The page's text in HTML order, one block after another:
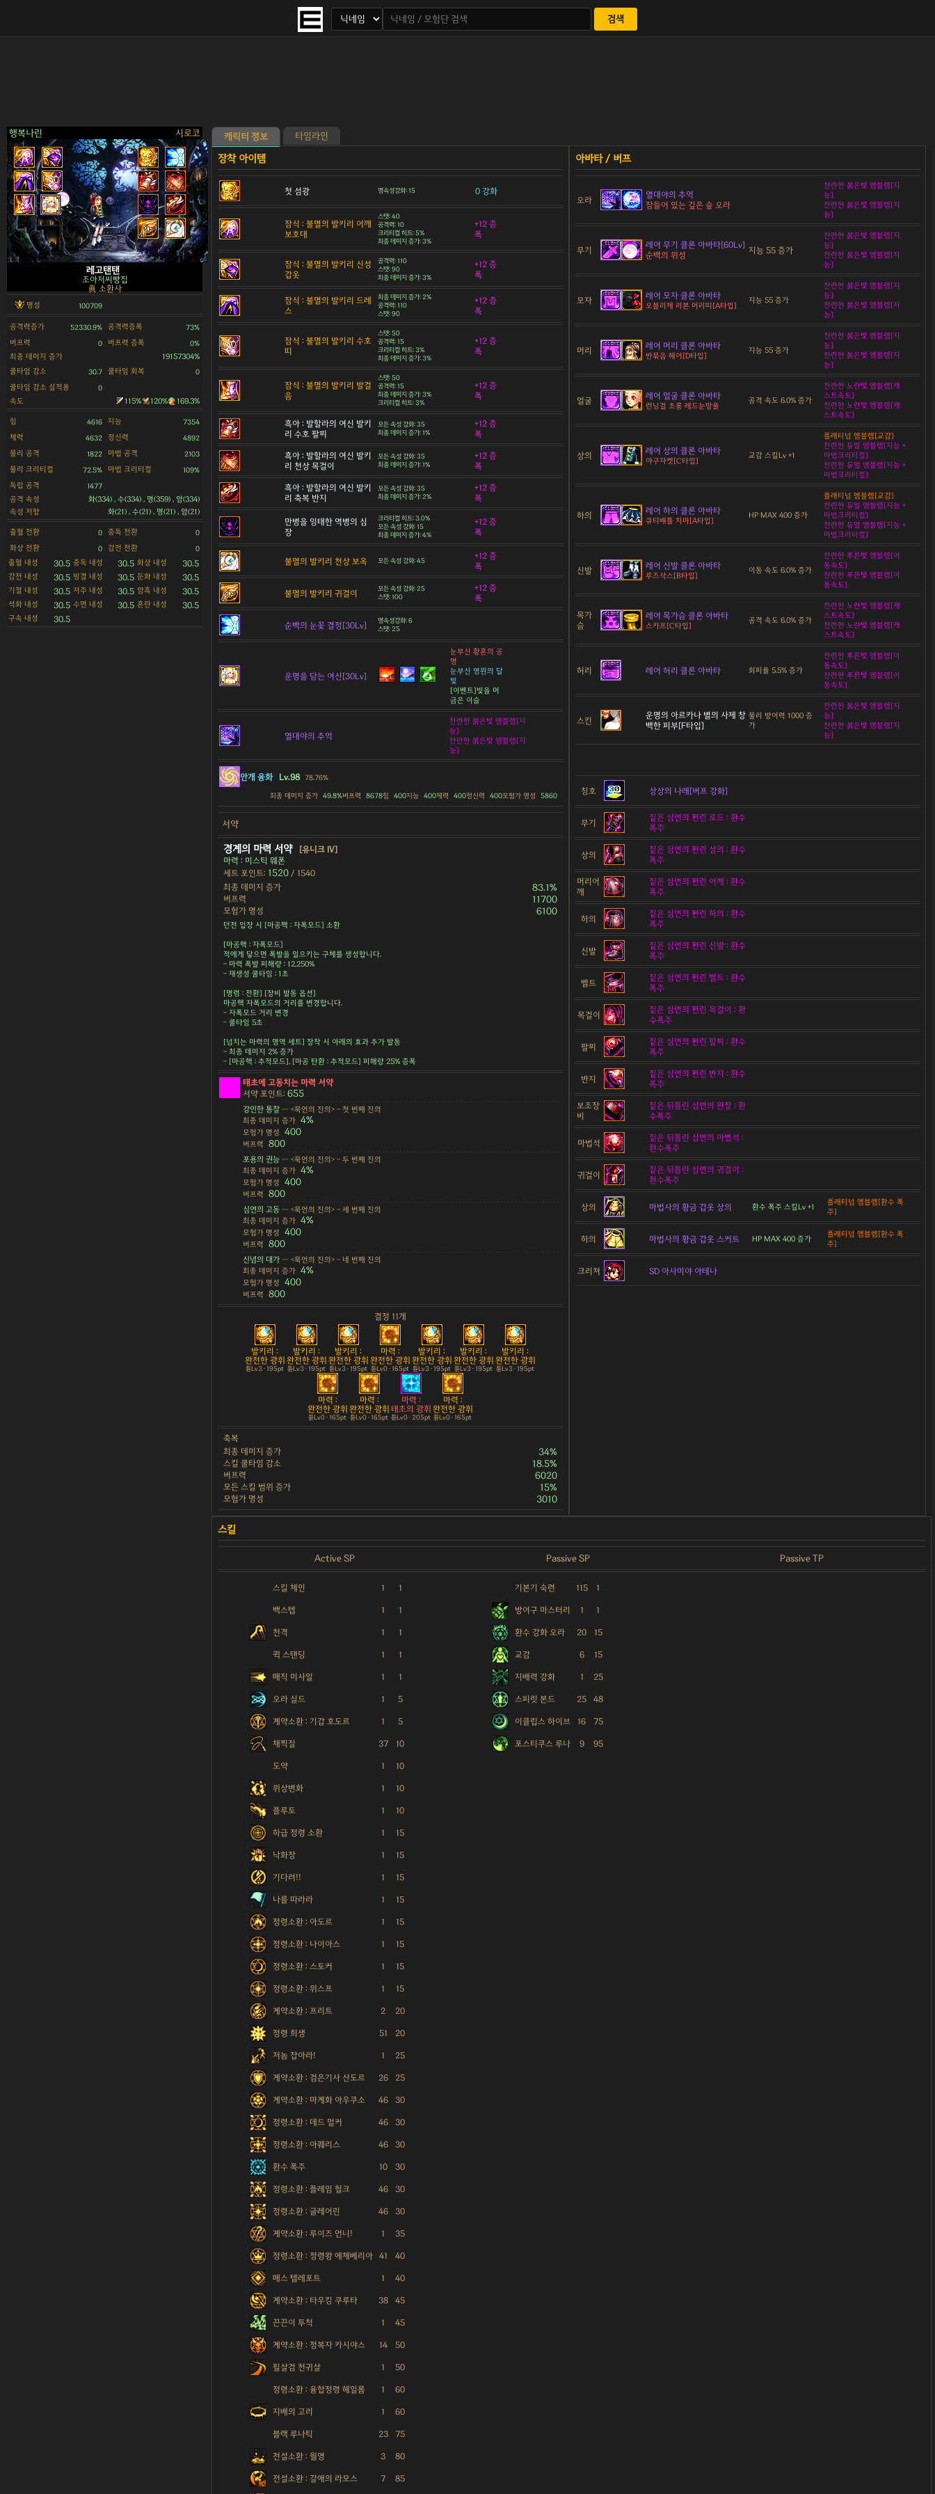
검색
행복나린 시로코
>
레고탠탠
조아저씨빵집
眞 소환사
명성 100709
공격력증가 52330.9% 공격력증폭 73%
버프력 0 버프력 증폭 0%
최종 데미지 증가
19157304%
쿨타임 감소
30.7 쿨타임 회복 0
쿨타임 감소 실적용 0
속도 115% 120% 169.3%
힘 4616 지능 7354
체력 4632 정신력 4892
물리 공격 1822 마법 공격 2103
물리 크리티컬 72.5% 마법 크리티컬 109%
독립 공격 1477
공격 속성
화(334) , 수(334) , 명(359) , 암(334)
속성 저항
화(21) , 수(21) , 명(21) , 암(21)
출혈 전환 0 중독 전환 0
화상 전환 0 감전 전환 0
출혈 내성 30.5 중독 내성 30.5 화상 내성 30.5
감전 내성 30.5 빙결 내성 30.5 둔화 내성 30.5
기절 내성 30.5 저주 내성 30.5 암흑 내성 30.5
석화 내성 30.5 수면 내성 30.5 혼란 내성 30.5
구속 내성 30.5
캐릭터 정보 타임라인
첫 섬광 명속성강화: 15 0 강화
잠식 : 불멸의 발키리 어깨
보호대
스탯: 40
공격력: 10
크리티컬 히트: 5%
최종 데미지 증가: 3%
+12 증
폭
잠식 : 불멸의 발키리 신성
갑옷
공격력: 110
스탯: 90
최종 데미지 증가: 3%
+12 증
폭
잠식 : 불멸의 발키리 드레
스
최종 데미지 증가: 2%
공격력: 110
스탯: 90
+12 증
폭
잠식 : 불멸의 발키리 수호
띠
스탯: 50
공격력: 15
크리티컬 히트: 3%
최종 데미지 증가: 3%
+12 증
폭
잠식 : 불멸의 발키리 발걸
음
스탯: 50
공격력: 15
최종 데미지 증가: 3%
크리티컬 히트: 3%
+12 증
폭
흑아 : 발할라의 여신 발키
리 수호 팔찌
모든 속성 강화: 35
최종 데미지 증가: 1%
+12 증
폭
흑아 : 발할라의 여신 발키
리 천상 목걸이
모든 속성 강화: 35
최종 데미지 증가: 1%
+12 증
폭
흑아 : 발할라의 여신 발키
리 축복 반지
모든 속성 강화: 35
최종 데미지 증가: 2%
+12 증
폭
만병을 잉태한 역병의 심
장
크리티컬 히트: 3.0%
모든 속성 강화: 15
최종 데미지 증가: 4%
+12 증
폭
불멸의 발키리 천상 보옥 모든 속성 강화: 45
+12 증
폭
불멸의 발키리 귀걸이
모든 속성 강화: 25
스탯: 100
+12 증
폭
순백의 눈꽃 결정[30Lv]
명속성강화: 6
스탯: 25
운명을 담는 여신[30Lv]
눈부신 황혼의 공
명
눈부신 영원의 달
빛
[이벤트]빛을 머
금은 이슬
열대야의 추억
찬란한 붉은빛 엠블렘[지
능]
찬란한 붉은빛 엠블렘[지
능]
안개 융화 Lv.98 78.76%
최종 데미지 증가 49.8%버프력 8678힘 400지능 400체력 400정신력 400모험가 명성 5860
서약
경계의 마력 서약
[유니크 Ⅳ]
마력 : 미스틱 웨폰
세트 포인트: 1520 / 1540
최종 데미지 증가
83.1%
버프력 11700
모험가 명성 6100
던전 입장 시 [마공핵 : 자폭모드] 소환
[마공핵 : 자폭모드]
적에게 닿으면 폭발을 일으키는 구체를 생성합니다.
- 마력 폭발 피해량 : 12,250%
- 재생성 쿨타임 : 1초
[명령 : 전환] [장비 발동 옵션]
마공핵 자폭모드의 거리를 변경합니다.
- 자폭모드 거리 변경
- 쿨타임 5초
[넘치는 마력의 영역 세트] 장착 시 아래의 효과 추가 발동
- 최종 데미지 2% 증가
- [마공핵 : 추적모드], [마공 탄환 : 추적모드] 피해량 25% 증폭
태초에 고동치는 마력 서약
서약 포인트: 655
강인한 통찰 — <묵언의 진의> - 첫 번째 진의
최종 데미지 증가 4%
모험가 명성 400
버프력 800
포용의 권능 — <묵언의 진의> - 두 번째 진의
최종 데미지 증가 4%
모험가 명성 400
버프력 800
심연의 고동 — <묵언의 진의> - 세 번째 진의
최종 데미지 증가 4%
모험가 명성 400
버프력 800
신념의 대가 — <묵언의 진의> - 네 번째 진의
최종 데미지 증가 4%
모험가 명성 400
버프력 800
결정 11개
발키리 :
완전한 광휘
튠Lv3 · 195pt
발키리 :
완전한 광휘
튠Lv3 · 195pt
발키리 :
완전한 광휘
튠Lv3 · 195pt
마력 :
완전한 광휘
튠Lv0 · 165pt
발키리 :
완전한 광휘
튠Lv3 · 195pt
발키리 :
완전한 광휘
튠Lv3 · 195pt
발키리 :
완전한 광휘
튠Lv3 · 195pt
마력 :
완전한 광휘
튠Lv0 · 165pt
마력 :
완전한 광휘
튠Lv0 · 165pt
마력 :
태초의 광휘
튠Lv0 · 205pt
마력 :
완전한 광휘
튠Lv0 · 165pt
축복
최종 데미지 증가
34%
스킬 쿨타임 감소 18.5%
버프력 6020
모든 스킬 범위 증가 15%
모험가 명성 3010
오라
열대야의 추억
잠들어 있는 깊은 숲 오라
찬란한 붉은빛 엠블렘[지
능]
찬란한 붉은빛 엠블렘[지
능]
무기
레어 무기 클론 아바타[60Lv]
순백의 위성
지능 55 증가
찬란한 붉은빛 엠블렘[지
능]
찬란한 붉은빛 엠블렘[지
능]
모자 레어 모자 클론 아바타
오블리제 리본 머리띠[A타입]
지능 55 증가
찬란한 붉은빛 엠블렘[지
능]
찬란한 붉은빛 엠블렘[지
능]
머리 레어 머리 클론 아바타
반묶음 헤어[D타입]
지능 55 증가
찬란한 붉은빛 엠블렘[지
능]
찬란한 붉은빛 엠블렘[지
능]
얼굴 레어 얼굴 클론 아바타
런닝걸 초롱 레드눈망울
공격 속도 6.0% 증가
찬란한 노란빛 엠블렘[캐
스트속도]
찬란한 노란빛 엠블렘[캐
스트속도]
상의 레어 상의 클론 아바타
야구자켓[C타입]
교감 스킬Lv +1
플래티넘 엠블렘[교감]
찬란한 듀얼 엠블렘[지능 +
마법크리티컬]
찬란한 듀얼 엠블렘[지능 +
마법크리티컬]
하의 레어 하의 클론 아바타
큐티배틀 치마[A타입]
HP MAX 400 증가
플래티넘 엠블렘[교감]
찬란한 듀얼 엠블렘[지능 +
마법크리티컬]
찬란한 듀얼 엠블렘[지능 +
마법크리티컬]
신발 레어 신발 클론 아바타
루즈삭스[B타입]
이동 속도 6.0% 증가
찬란한 푸른빛 엠블렘[이
동속도]
찬란한 푸른빛 엠블렘[이
동속도]
목가
슴
레어 목가슴 클론 아바타
스카프[C타입]
공격 속도 6.0% 증가
찬란한 노란빛 엠블렘[캐
스트속도]
찬란한 노란빛 엠블렘[캐
스트속도]
허리 레어 허리 클론 아바타 회피율 5.5% 증가
찬란한 푸른빛 엠블렘[이
동속도]
찬란한 푸른빛 엠블렘[이
동속도]
스킨
운명의 아르카나 별의 사제 창
백한 피부[F타입]
물리 방어력 1000 증
가
찬란한 붉은빛 엠블렘[지
능]
찬란한 붉은빛 엠블렘[지
능]
칭호 상상의 나래[버프 강화]
무기
짙은 심연의 편린 로드 : 환수
폭주
상의
짙은 심연의 편린 상의 : 환수
폭주
머리어
깨
짙은 심연의 편린 어깨 : 환수
폭주
하의
짙은 심연의 편린 하의 : 환수
폭주
신발
짙은 심연의 편린 신발 : 환수
폭주
벨트
짙은 심연의 편린 벨트 : 환수
폭주
목걸이
짙은 심연의 편린 목걸이 : 환
수폭주
팔찌
짙은 심연의 편린 팔찌 : 환수
폭주
반지
짙은 심연의 편린 반지 : 환수
폭주
보조장
비
짙은 뒤틀린 심연의 완장 : 환
수폭주
마법석
짙은 뒤틀린 심연의 마법석 :
환수폭주
귀걸이
짙은 뒤틀린 심연의 귀걸이 :
환수폭주
상의 마법사의 황금 갑옷 상의 환수 폭주 스킬Lv +1
플래티넘 엠블렘[환수 폭
주]
하의 마법사의 황금 갑옷 스커트 HP MAX 400 증가
플래티넘 엠블렘[환수 폭
주]
크리쳐 SD 아사미야 아테나
Active SP Passive SP Passive TP
스킬 체인 1 1
백스텝 1 1
천격 1 1
퀵 스탠딩 1 1
매직 미사일 1 1
오라 실드 1 5
계약소환 : 기갑 호도르 1 5
채찍질 37 10
도약 1 10
위상변화 1 10
플루토 1 10
하급 정령 소환 1 15
낙화장 1 15
기다려!! 1 15
나를 따라라 1 15
정령소환 : 아도르 1 15
정령소환 : 나이아스 1 15
정령소환 : 스토커 1 15
정령소환 : 위스프 1 15
계약소환 : 프리트 2 20
정령 희생 51 20
저놈 잡아라! 1 25
계약소환 : 검은기사 산도르 26 25
계약소환 : 마계화 아우쿠소 46 30
정령소환 : 데드 멀커 46 30
정령소환 : 아퀘리스 46 30
환수 폭주 10 30
정령소환 : 플레임 헐크 46 30
정령소환 : 글레어린 46 30
계약소환 : 루이즈 언니! 1 35
정령소환 : 정령왕 에체베리아 41 40
매스 텔레포트 1 40
계약소환 : 타우킹 쿠루타 38 45
끈끈이 투척 1 45
계약소환 : 정복자 카시야스 14 50
필살검 천귀살 1 50
정령소환 : 융합정령 헤일롬 1 60
지배의 고리 1 60
블랙 루나틱 23 75
전설소환 : 월영 3 80
전설소환 : 갈애의 라모스 7 85
기본기 숙련 115 1
방어구 마스터리 1 1
환수 강화 오라 20 15
교감 6 15
지배력 강화 1 25
스피릿 본드 25 48
이클립스 하이브 16 75
포스티쿠스 루나 9 95